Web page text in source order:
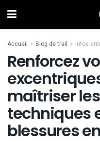
Accueil Blog de trail Infos
Renforcez
maîtriser
techniques
blessures